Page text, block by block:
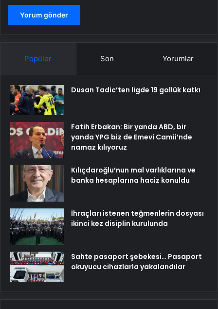
Popüler Son Yorumlar
Dusan Tadic’ten ligde 19 gollük katkı
Fatih Erbakan: Bir yanda ABD, bir
yanda YPG biz de Emevi Camii’nde
namaz kılıyoruz
Kılıçdaroğlu’nun mal varlıklarına ve
banka hesaplarına haciz konuldu
İhraçları istenen teğmenlerin dosyası
ikinci kez disiplin kurulunda
Sahte pasaport şebekesi… Pasaport
okuyucu cihazlarla yakalandılar